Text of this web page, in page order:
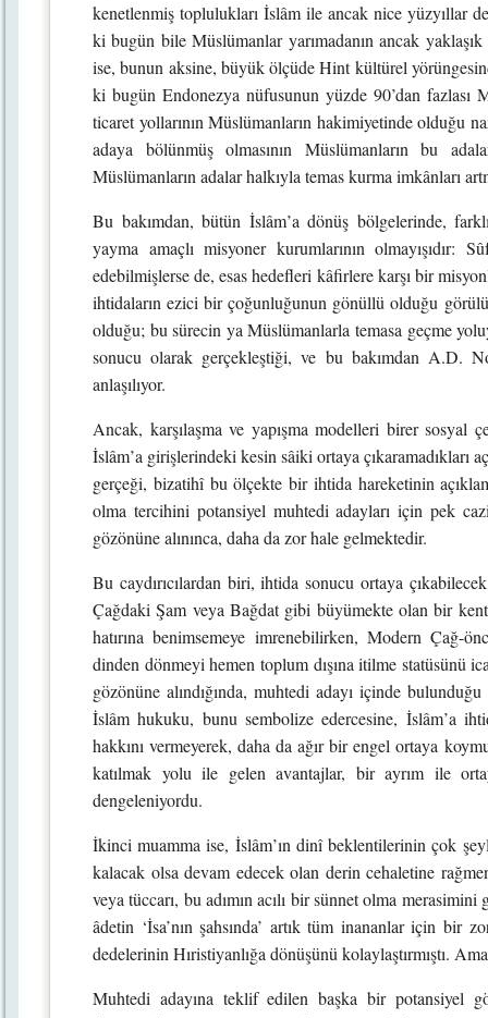
kenetlenmiş toplulukları İslâm ile ancak nice yüzyıllar
ki bugün bile Müslümanlar yarımadanın ancak
ise, bunun aksine, büyük ölçüde Hint kültürel
ki bugün Endonezya nüfusunun yüzde 90’dan
ticaret yollarının Müslümanların hakimiyetinde olduğu
adaya bölünmüş olmasının Müslümanların bu
Müslümanların adalar halkıyla temas kurma imkânları
Bu bakımdan, bütün İslâm’a dönüş bölgelerinde,
yayma amaçlı misyoner kurumlarının olmayışıdır:
edebilmişlerse de, esas hedefleri kâfirlere karşı bir
ihtidaların ezici bir çoğunluğunun gönüllü olduğu
olduğu; bu sürecin ya Müslümanlarla temasa geçme
sonucu olarak gerçekleştiği, ve bu bakımdan A.D.
anlaşılıyor.
Ancak, karşılaşma ve yapışma modelleri birer
İslâm’a girişlerindeki kesin sâiki ortaya çıkaramadıkları
gerçeği, bizatihî bu ölçekte bir ihtida hareketinin
olma tercihini potansiyel muhtedi adayları için pek
gözönüne alınınca, daha da zor hale gelmektedir.
Bu caydırıcılardan biri, ihtida sonucu ortaya
Çağdaki Şam veya Bağdat gibi büyümekte olan bir
hatırına benimsemeye imrenebilirken, Modern Çağ-
dinden dönmeyi hemen toplum dışına itilme statüsünü
gözönüne alındığında, muhtedi adayı içinde
İslâm hukuku, bunu sembolize edercesine, İslâm’a
hakkını vermeyerek, daha da ağır bir engel ortaya
katılmak yolu ile gelen avantajlar, bir ayrım ile
dengeleniyordu.
İkinci muamma ise, İslâm’ın dinî beklentilerinin çok
kalacak olsa devam edecek olan derin cehaletine
veya tüccarı, bu adımın acılı bir sünnet olma
âdetin ‘İsa’nın şahsında’ artık tüm inananlar için bir
dedelerinin Hıristiyanlığa dönüşünü kolaylaştırmıştı.
Muhtedi adayına teklif edilen başka bir potansiyel